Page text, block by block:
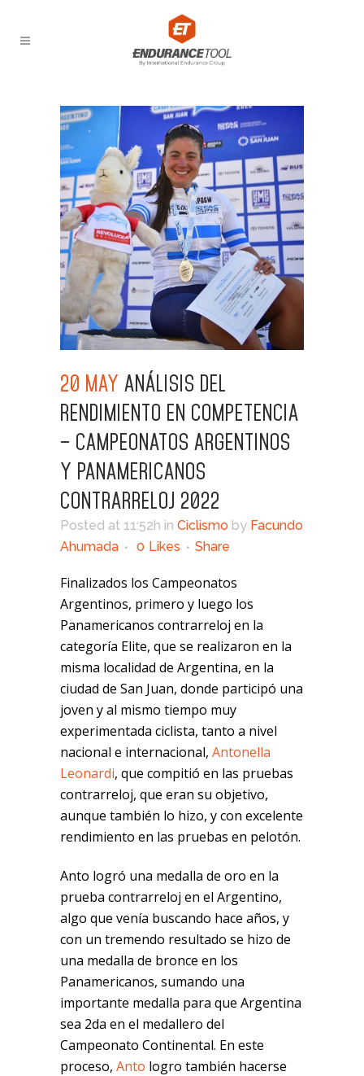
20 MAY ANÁLISIS DEL
RENDIMIENTO EN COMPETENCIA
– CAMPEONATOS ARGENTINOS
Y PANAMERICANOS
CONTRARRELOJ 2022
Posted at 11:52h in Ciclismo by Facundo
Ahumada
0 Likes Share
Finalizados los Campeonatos
Argentinos, primero y luego los
Panamericanos contrarreloj en la
categoría Elite, que se realizaron en la
misma localidad de Argentina, en la
ciudad de San Juan, donde participó una
joven y al mismo tiempo muy
experimentada ciclista, tanto a nivel
nacional e internacional, Antonella
Leonardi, que compitió en las pruebas
contrarreloj, que eran su objetivo,
aunque también lo hizo, y con excelente
rendimiento en las pruebas en pelotón.
Anto logró una medalla de oro en la
prueba contrarreloj en el Argentino,
algo que venía buscando hace años, y
con un tremendo resultado se hizo de
una medalla de bronce en los
Panamericanos, sumando una
importante medalla para que Argentina
sea 2da en el medallero del
Campeonato Continental. En este
proceso, Anto logro también hacerse